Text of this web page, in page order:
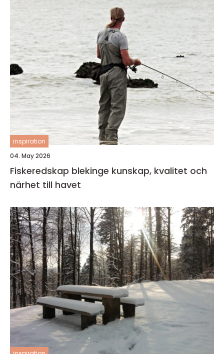
inspiration
04. May 2026
Fiskeredskap blekinge kunskap, kvalitet och
närhet till havet